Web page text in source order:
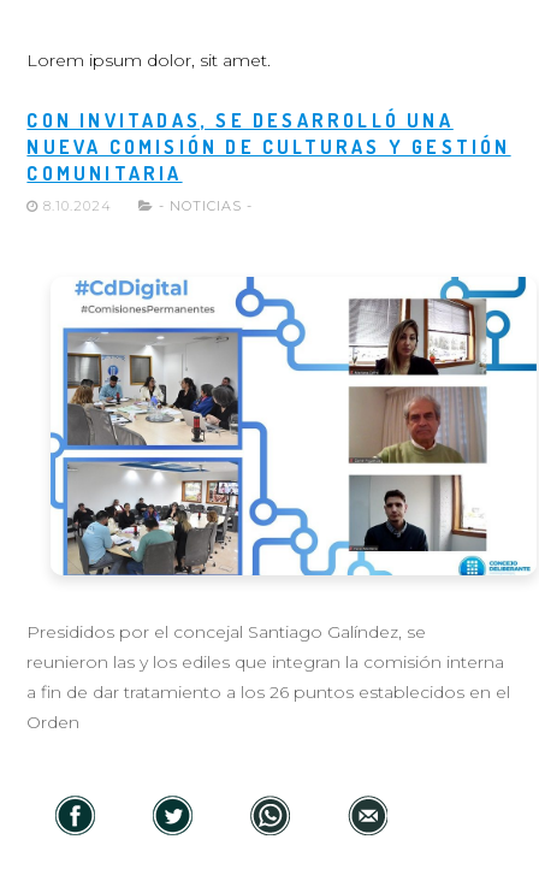
Lorem ipsum dolor, sit amet.
CON INVITADAS, SE DESARROLLÓ UNA
NUEVA COMISIÓN DE CULTURAS Y GESTIÓN
COMUNITARIA
8.10.2024 - NOTICIAS -
Presididos por el concejal Santiago Galíndez, se
reunieron las y los ediles que integran la comisión interna
a fin de dar tratamiento a los 26 puntos establecidos en el
Orden